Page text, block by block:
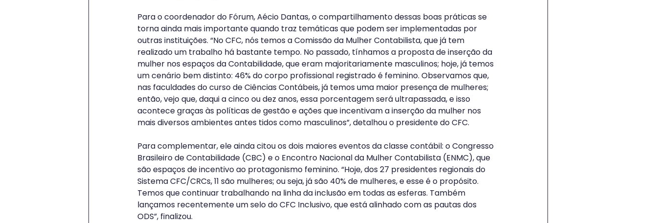
Para o coordenador do Fórum, Aécio Dantas, o compartilhamento dessas boas práticas se
torna ainda mais importante quando traz temáticas que podem ser implementadas por
outras instituições. “No CFC, nós temos a Comissão da Mulher Contabilista, que já tem
realizado um trabalho há bastante tempo. No passado, tínhamos a proposta de inserção da
mulher nos espaços da Contabilidade, que eram majoritariamente masculinos; hoje, já temos
um cenário bem distinto: 46% do corpo profissional registrado é feminino. Observamos que,
nas faculdades do curso de Ciências Contábeis, já temos uma maior presença de mulheres;
então, vejo que, daqui a cinco ou dez anos, essa porcentagem será ultrapassada, e isso
acontece graças às políticas de gestão e ações que incentivam a inserção da mulher nos
mais diversos ambientes antes tidos como masculinos”, detalhou o presidente do CFC.
Para complementar, ele ainda citou os dois maiores eventos da classe contábil: o Congresso
Brasileiro de Contabilidade (CBC) e o Encontro Nacional da Mulher Contabilista (ENMC), que
são espaços de incentivo ao protagonismo feminino. “Hoje, dos 27 presidentes regionais do
Sistema CFC/CRCs, 11 são mulheres; ou seja, já são 40% de mulheres, e esse é o propósito.
Temos que continuar trabalhando na linha da inclusão em todas as esferas. Também
lançamos recentemente um selo do CFC Inclusivo, que está alinhado com as pautas dos
ODS”, finalizou.